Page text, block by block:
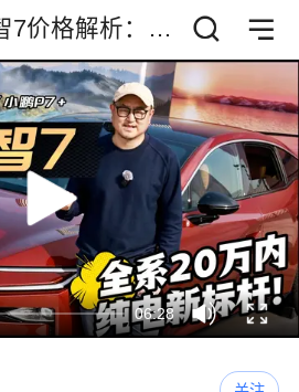
7价格解析：不
真的值吗？
06:28